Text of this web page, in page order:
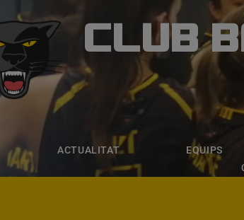
CLUB
ACTUALITAT EQUIPS
CLUB
ACTUALITAT